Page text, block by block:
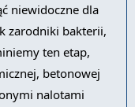
niewidoczne dla
zarodniki bakterii,
ten etap,
betonowej
nalotami